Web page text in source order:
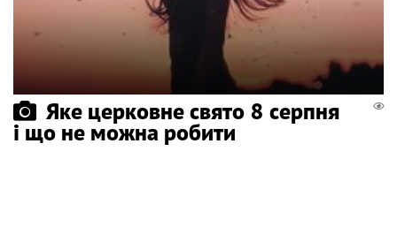
Яке церковне свято 8 серпня
і що не можна робити